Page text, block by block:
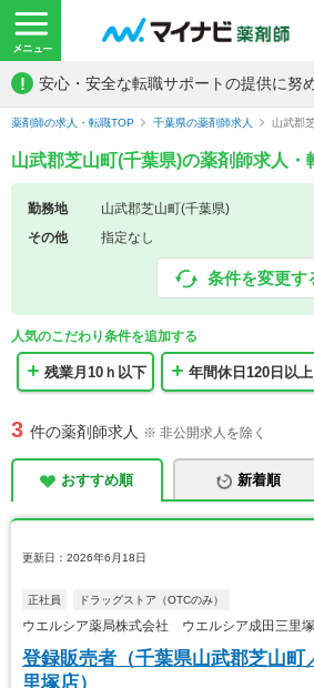
! 安心・安全な転職サポートの提供に努
薬剤師の求人・転職TOP 千葉県の薬剤師求人 山武郡
山武郡芝山町(千葉県)の薬剤師求人・
勤務地
山武郡芝山町(千葉県)
その他
指定なし
条件を変更す
人気のこだわり条件を追加する
残業月10ｈ以下 年間休日120日以上
3 件の薬剤師求人 ※ 非公開求人を除く
おすすめ順 新着順
更新日：2026年6月18日
正社員 ドラッグストア（OTCのみ）
ウエルシア薬局株式会社 ウエルシア成田三里
登録販売者（千葉県山武郡芝山町
里塚店）